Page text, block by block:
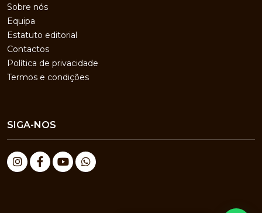
Sobre nós
Equipa
Estatuto editorial
Contactos
Política de privacidade
Termos e condições
SIGA-NOS